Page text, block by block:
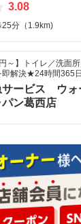
3.08
分（1.9km)
～】トイレ／洗面
即解決★24時間365
サービス ウォ
ン葛西店